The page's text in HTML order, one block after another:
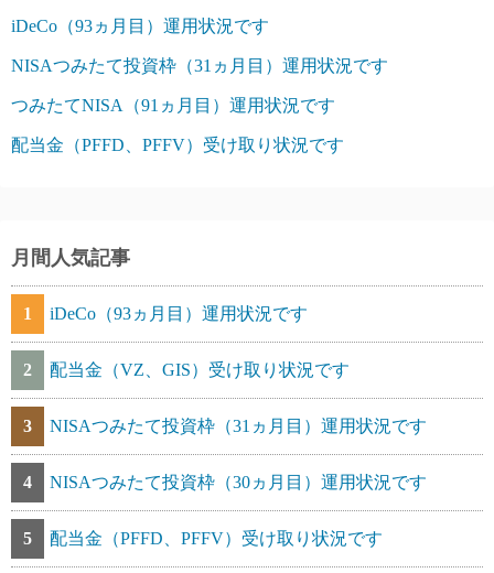
iDeCo（93ヵ月目）運用状況です
NISAつみたて投資枠（31ヵ月目）運用状況です
つみたてNISA（91ヵ月目）運用状況です
配当金（PFFD、PFFV）受け取り状況です
月間人気記事
1 iDeCo（93ヵ月目）運用状況です
2 配当金（VZ、GIS）受け取り状況です
3 NISAつみたて投資枠（31ヵ月目）運用状況です
4 NISAつみたて投資枠（30ヵ月目）運用状況です
5 配当金（PFFD、PFFV）受け取り状況です